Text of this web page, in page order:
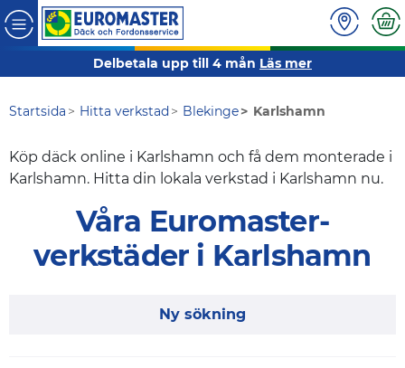
Delbetala upp till 4 mån Läs mer
Startsida Hitta verkstad Blekinge Karlshamn
Köp däck online i Karlshamn och få dem monterade i
Karlshamn. Hitta din lokala verkstad i Karlshamn nu.
Våra Euromaster-
verkstäder i Karlshamn
Ny sökning